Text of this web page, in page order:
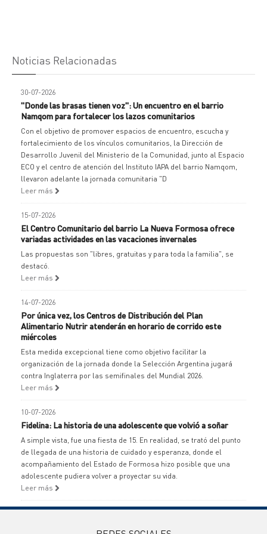
Noticias Relacionadas
30-07-2026
"Donde las brasas tienen voz": Un encuentro en el barrio
Namqom para fortalecer los lazos comunitarios
Con el objetivo de promover espacios de encuentro, escucha y
fortalecimiento de los vínculos comunitarios, la Dirección de
Desarrollo Juvenil del Ministerio de la Comunidad, junto al Espacio
ECO y el centro de atención del Instituto IAPA del barrio Namqom,
llevaron adelante la jornada comunitaria "D
Leer más
15-07-2026
El Centro Comunitario del barrio La Nueva Formosa ofrece
variadas actividades en las vacaciones invernales
Las propuestas son "libres, gratuitas y para toda la familia", se
destacó.
Leer más
14-07-2026
Por única vez, los Centros de Distribución del Plan
Alimentario Nutrir atenderán en horario de corrido este
miércoles
Esta medida excepcional tiene como objetivo facilitar la
organización de la jornada donde la Selección Argentina jugará
contra Inglaterra por las semifinales del Mundial 2026.
Leer más
10-07-2026
Fidelina: La historia de una adolescente que volvió a soñar
A simple vista, fue una fiesta de 15. En realidad, se trató del punto
de llegada de una historia de cuidado y esperanza, donde el
acompañamiento del Estado de Formosa hizo posible que una
adolescente pudiera volver a proyectar su vida.
Leer más